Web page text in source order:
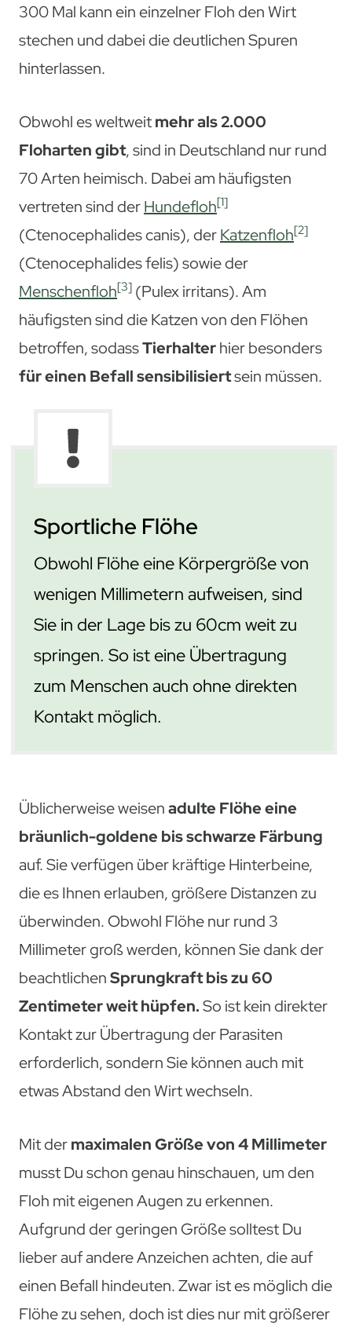
300 Mal kann ein einzelner Floh den Wirt
stechen und dabei die deutlichen Spuren
hinterlassen.
Obwohl es weltweitmehr als 2.000
Floharten gibt, sind in Deutschland nur rund
70 Arten heimisch. Dabei am häufigsten
vertreten sind derHundefloh[1]
(Ctenocephalides canis), derKatzenfloh[2]
(Ctenocephalides felis) sowie der
Menschenfloh[3] (Pulex irritans). Am
häufigsten sind die Katzen von den Flöhen
betroffen, sodassTierhalterhier besonders
für einen Befall sensibilisiertsein müssen.
Sportliche Flöhe
Obwohl Flöhe eine Körpergröße von
wenigen Millimetern aufweisen, sind
Sie in der Lage bis zu 60cm weit zu
springen. So ist eine Übertragung
zum Menschen auch ohne direkten
Kontakt möglich.
Üblicherweise weisenadulte Flöhe eine
bräunlich-goldene bis schwarze Färbung
auf. Sie verfügen über kräftige Hinterbeine,
die es Ihnen erlauben, größere Distanzen zu
überwinden. Obwohl Flöhe nur rund 3
Millimeter groß werden, können Sie dank der
beachtlichenSprungkraft bis zu 60
Zentimeterweit hüpfen.So ist kein direkter
Kontakt zur Übertragung der Parasiten
erforderlich, sondern Sie können auch mit
etwas Abstand den Wirt wechseln.
Mit dermaximalen Größe von 4 Millimeter
musst Du schon genau hinschauen, um den
Floh mit eigenen Augen zu erkennen.
Aufgrund der geringen Größe solltest Du
lieber auf andere Anzeichen achten, die auf
einen Befall hindeuten. Zwar ist es möglich die
Flöhe zu sehen, doch ist dies nur mit größerer